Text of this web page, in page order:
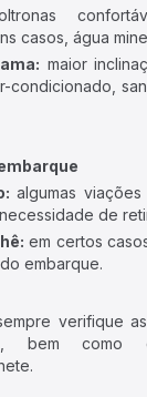
casos, água
maior
condicionado,
algumas
de
em certos
embarque.
verifique
bem como